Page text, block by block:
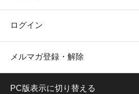
ログイン
メルマガ登録・解除
PC版表示に切り替える